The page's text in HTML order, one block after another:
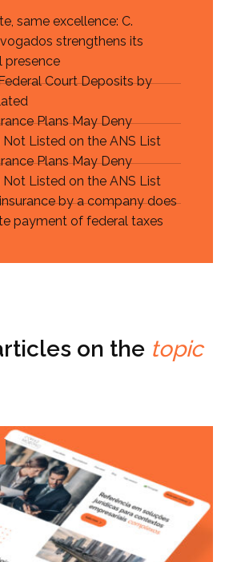
same excellence: C.
strengthens its
presence
Court Deposits by
Plans May Deny
Not Listed on the ANS List
Plans May Deny
Not Listed on the ANS List
by a company does
payment of federal taxes
on the topic